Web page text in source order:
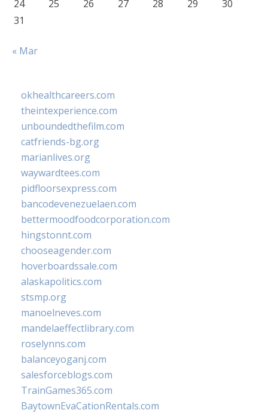
24 25 26 27 28 29
30
31
« Mar
okhealthcareers.com
theintexperience.com
unboundedthefilm.com
catfriends-bg.org
marianlives.org
waywardtees.com
pidfloorsexpress.com
bancodevenezuelaen.com
bettermoodfoodcorporation.com
hingstonnt.com
chooseagender.com
hoverboardssale.com
alaskapolitics.com
stsmp.org
manoelneves.com
mandelaeffectlibrary.com
roselynns.com
balanceyoganj.com
salesforceblogs.com
TrainGames365.com
BaytownEvaCationRentals.com